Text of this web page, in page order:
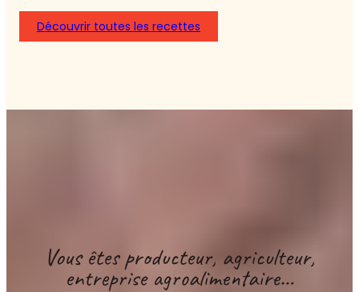
Découvrir toutes les recettes
Vous êtes producteur, agriculteur,
entreprise agroalimentaire…